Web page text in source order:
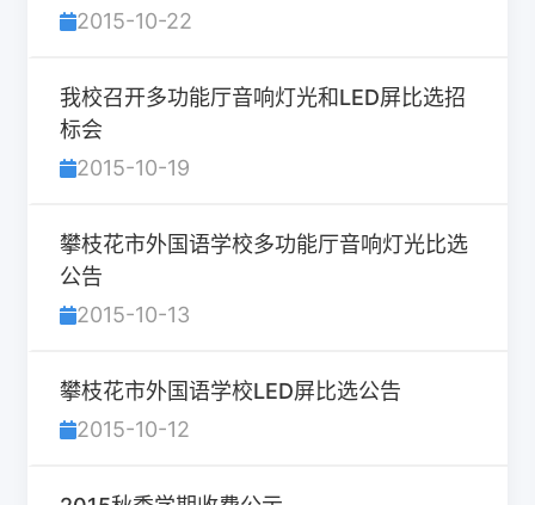
2015-10-22
我校召开多功能厅音响灯光和LED屏比选招
标会
2015-10-19
攀枝花市外国语学校多功能厅音响灯光比选
公告
2015-10-13
攀枝花市外国语学校LED屏比选公告
2015-10-12